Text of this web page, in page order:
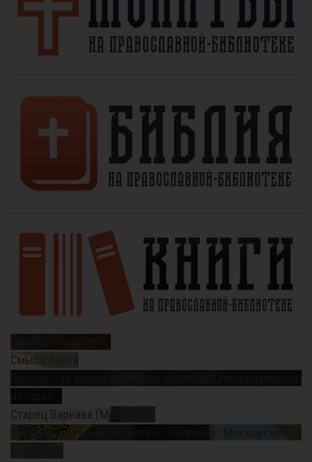
Смысл поста
Старец Варнава (Меркулов)
Священномученик Ермоген, патриарх Московский и